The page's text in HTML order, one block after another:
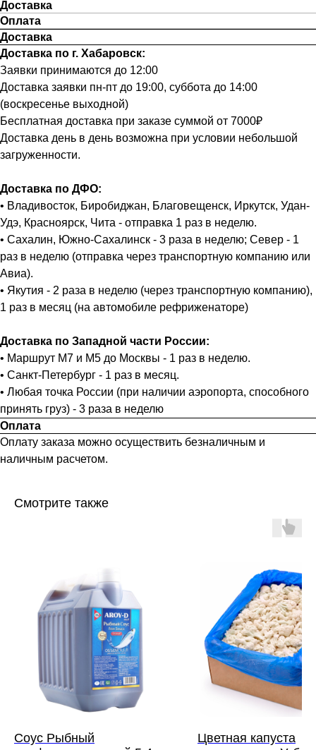
Доставка
Оплата
Доставка
Доставка по г. Хабаровск:
Заявки принимаются до 12:00
Доставка заявки пн-пт до 19:00, суббота до 14:00
(воскресенье выходной)
Бесплатная доставка при заказе суммой от 7000₽
Доставка день в день возможна при условии небольшой
загруженности.
Доставка по ДФО:
• Владивосток, Биробиджан, Благовещенск, Иркутск, Удан-
Удэ, Красноярск, Чита - отправка 1 раз в неделю.
• Сахалин, Южно-Сахалинск - 3 раза в неделю; Север - 1
раз в неделю (отправка через транспортную компанию или
Авиа).
• Якутия - 2 раза в неделю (через транспортную компанию),
1 раз в месяц (на автомобиле рефриженаторе)
Доставка по Западной части России:
• Маршрут М7 и М5 до Москвы - 1 раз в неделю.
• Санкт-Петербург - 1 раз в месяц.
• Любая точка России (при наличии аэропорта, способного
принять груз) - 3 раза в неделю
Оплата
Оплату заказа можно осуществить безналичным и
наличным расчетом.
Смотрите также
Соус Рыбный
Цветная капуста